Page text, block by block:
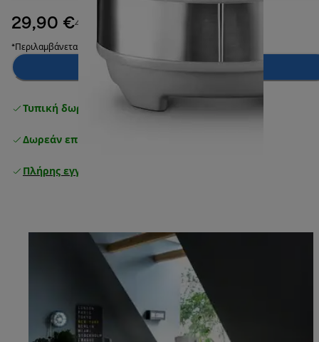
29,90 €42,90 €
*Περιλαμβάνεται ΦΠΑ
Προσθήκη στο καλάθι
Τυπική δωρεάν παράδοση άνω των 49 €
Δωρεάν επιστροφές
Πλήρης εγγύηση κατασκευαστή